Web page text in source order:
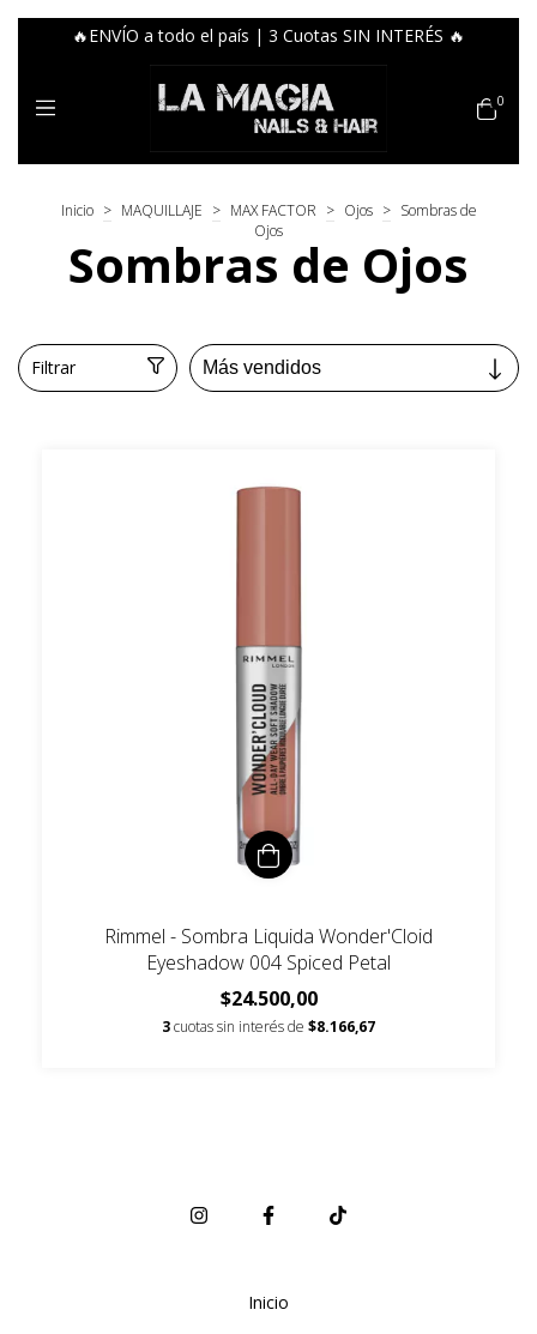
🔥ENVÍO a todo el país | 3 Cuotas SIN INTERÉS 🔥
0
Inicio > MAQUILLAJE > MAX FACTOR > Ojos > Sombras de
Ojos
Sombras de Ojos
Filtrar
Rimmel - Sombra Liquida Wonder'Cloid
Eyeshadow 004 Spiced Petal
$24.500,00
3cuotas sin interés de $8.166,67
Inicio